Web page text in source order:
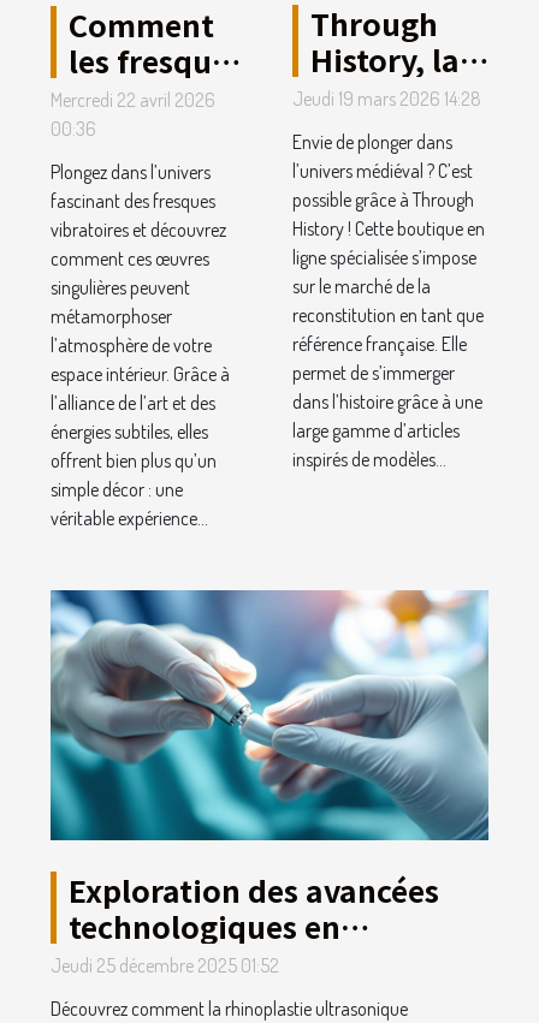
Comment
les fresques
vibratoires
peuvent
transformer
votre
espace
intérieur ?
Mercredi 22 avril 2026
00:36
Plongez dans l’univers
fascinant des fresques
vibratoires et découvrez
comment ces œuvres
singulières peuvent
métamorphoser
l’atmosphère de votre
espace intérieur. Grâce à
l’alliance de l’art et des
énergies subtiles, elles
offrent bien plus qu’un
simple décor : une
véritable expérience...
Through
History, la
boutique
médiévale
préférée
des
Français !
Jeudi 19 mars 2026 14:28
Envie de plonger dans
l’univers médiéval ? C’est
possible grâce à Through
History ! Cette boutique en
ligne spécialisée s’impose
sur le marché de la
reconstitution en tant que
référence française. Elle
permet de s’immerger
dans l’histoire grâce à une
large gamme d’articles
inspirés de modèles...
Exploration des avancées
technologiques en
rhinoplastie ultrasonique
Jeudi 25 décembre 2025 01:52
Découvrez comment la rhinoplastie ultrasonique